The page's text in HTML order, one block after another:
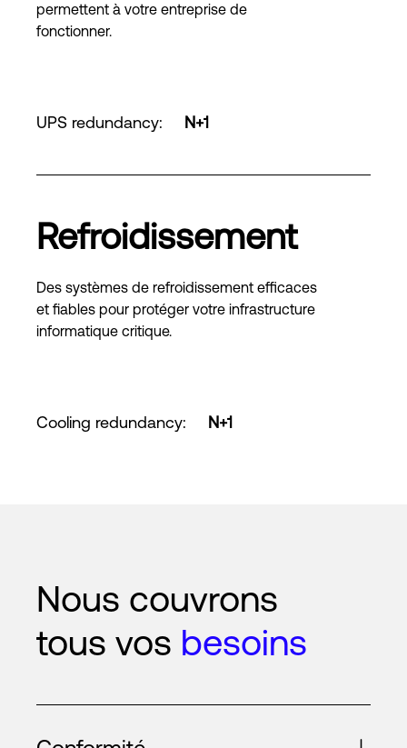
permettent à votre entreprise de
fonctionner.
UPS redundancy: N+1
Refroidissement
Des systèmes de refroidissement efficaces
et fiables pour protéger votre infrastructure
informatique critique.
Cooling redundancy: N+1
Nous couvrons
tous vos besoins